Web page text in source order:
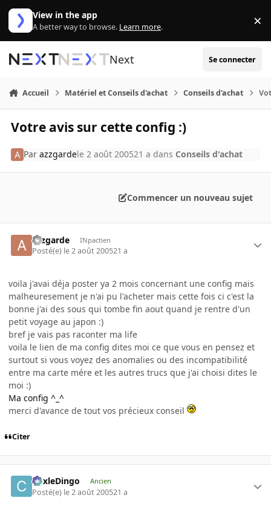
Aller au contenu
View in the app
A better way to browse. Learn more. ×
Next Se connecter
Accueil Matériel et Conseils d'achat Conseils d'achat
Votre avis sur cette config :)
Parazzgardele 2 août 200521 a dans Conseils d'achat
Commencer un nouveau sujet
azzgarde INpactien
Posté(e) le 2 août 200521 a
voila j'avai déja poster ya 2 mois concernant une config mais
malheuresement je n'ai pu l'acheter mais cette fois ci c'est la
bonne j'ai des sous qui tombe fin aout quand je rentre d'un
petit voyage au japon :)
bref je vais pas raconter ma life
voila le lien de ma config dites moi ce que vous en pensez et
surtout si vous voyez des anomalies ou des incompatibilité
entre ma carte mére et les autres trucs que j'ai choisi dites le
moi :)
Ma config ^_^
merci d'avance de tout vos précieux conseil
Citer
CoxleDingo Ancien
Posté(e) le 2 août 200521 a